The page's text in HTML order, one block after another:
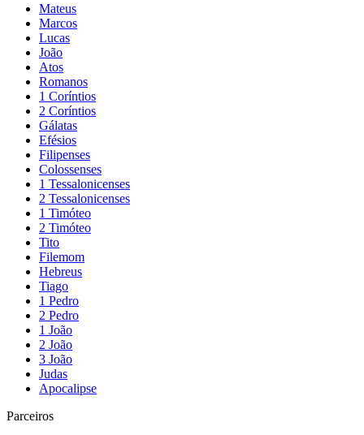
Mateus
Marcos
Lucas
João
Atos
Romanos
1 Coríntios
2 Coríntios
Gálatas
Efésios
Filipenses
Colossenses
1 Tessalonicenses
2 Tessalonicenses
1 Timóteo
2 Timóteo
Tito
Filemom
Hebreus
Tiago
1 Pedro
2 Pedro
1 João
2 João
3 João
Judas
Apocalipse
Parceiros